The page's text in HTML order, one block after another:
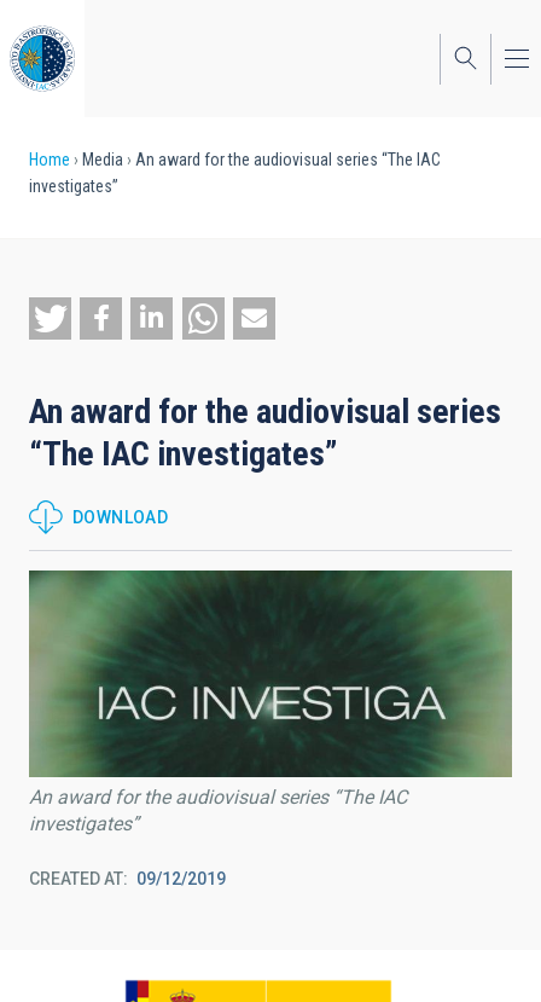
to
main
content
Breadcrumb
Home Media
An award for the audiovisual series “The IAC
investigates”
An award for the audiovisual series
“The IAC investigates”
DOWNLOAD
An award for the audiovisual series “The IAC
investigates”
CREATED AT 09/12/2019